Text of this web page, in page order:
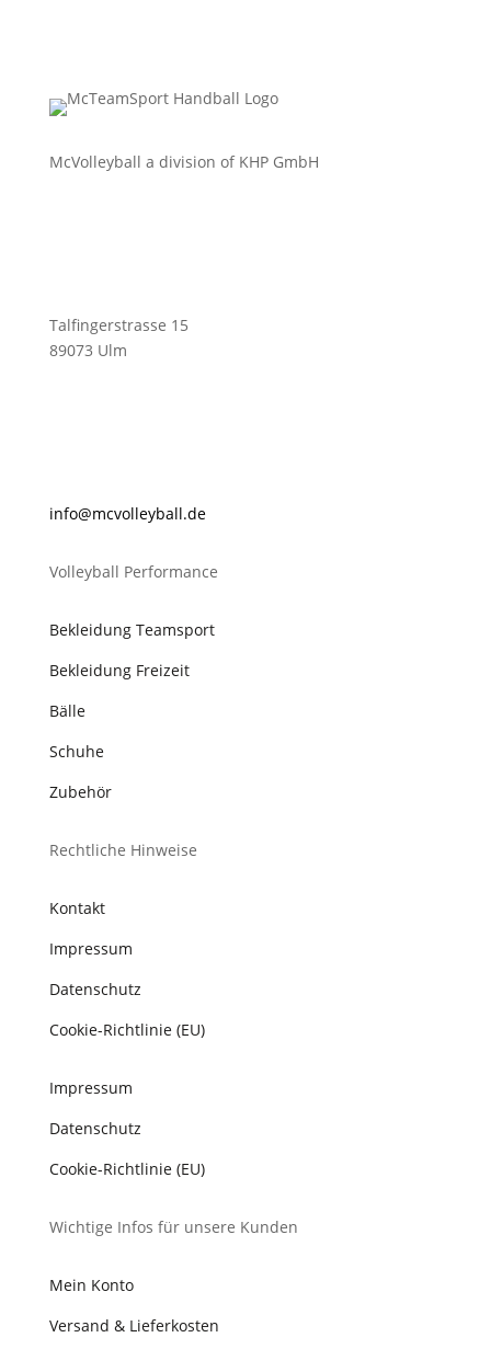
McVolleyball a division of KHP GmbH
Talfingerstrasse 15
89073 Ulm
ed.ll
abyel
lovcm
@ofni
Volleyball Performance
Bekleidung Teamsport
Bekleidung Freizeit
Bälle
Schuhe
Zubehör
Rechtliche Hinweise
Kontakt
Impressum
Datenschutz
Cookie-Richtlinie (EU)
Impressum
Datenschutz
Cookie-Richtlinie (EU)
Wichtige Infos für unsere Kunden
Mein Konto
Versand & Lieferkosten